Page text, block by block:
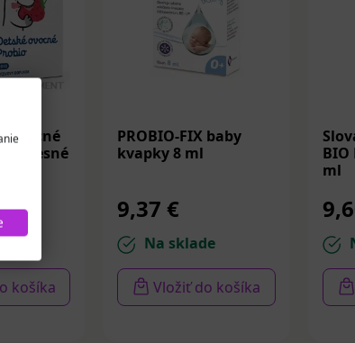
ovocné
lesné
košíka
PROBIO-FIX baby
kvapky 8 ml
9,37 €
Na sklade
Vložiť do košíka
BIO
ml